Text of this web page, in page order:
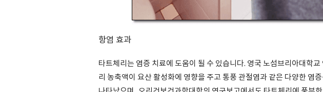
항염 효과
타트체리는 염증 치료에 도움이 될 수 있습니다. 영국 노섬브리아대학교
리 농축액이 요산 활성화에 영향을 주고 통풍 관절염과 같은 다양한 염